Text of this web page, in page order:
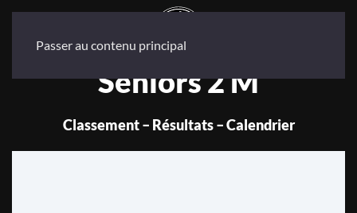
Passer au contenu principal
Seniors 2 M
Classement – Résultats – Calendrier